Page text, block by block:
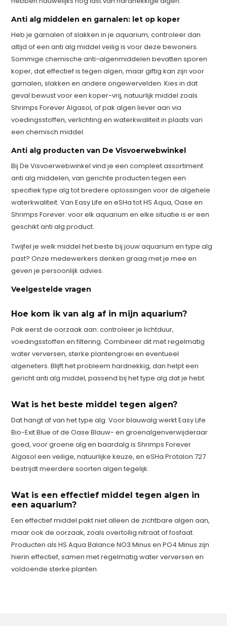
Anti alg middelen en garnalen: let op koper
Heb je garnalen of slakken in je aquarium, controleer dan
altijd of een anti alg middel veilig is voor deze bewoners.
Sommige chemische anti-algenmiddelen bevatten sporen
koper, dat effectief is tegen algen, maar giftig kan zijn voor
garnalen, slakken en andere ongewervelden. Kies in dat
geval bewust voor een koper-vrij, natuurlijk middel zoals
Shrimps Forever Algasol, of pak algen liever aan via
voedingsstoffen, verlichting en waterkwaliteit in plaats van
een chemisch middel.
Anti alg producten van De Visvoerwebwinkel
Bij De Visvoerwebwinkel vind je een compleet assortiment
anti alg middelen, van gerichte producten tegen een
specifiek type alg tot bredere oplossingen voor de algehele
waterkwaliteit. Van Easy Life en eSHa tot HS Aqua, Oase en
Shrimps Forever: voor elk aquarium en elke situatie is er een
geschikt anti alg product.
Twijfel je welk middel het beste bij jouw aquarium en type alg
past? Onze medewerkers denken graag met je mee en
geven je persoonlijk advies.
Veelgestelde vragen
Hoe kom ik van alg af in mijn aquarium?
Pak eerst de oorzaak aan: controleer je lichtduur,
voedingsstoffen en filtering. Combineer dit met regelmatig
water verversen, sterke plantengroei en eventueel
algeneters. Blijft het probleem hardnekkig, dan helpt een
gericht anti alg middel, passend bij het type alg dat je hebt.
Wat is het beste middel tegen algen?
Dat hangt af van het type alg. Voor blauwalg werkt Easy Life
Bio-Exit Blue of de Oase Blauw- en groenalgenverwijderaar
goed, voor groene alg en baardalg is Shrimps Forever
Algasol een veilige, natuurlijke keuze, en eSHa Protalon 727
bestrijdt meerdere soorten algen tegelijk.
Wat is een effectief middel tegen algen in
een aquarium?
Een effectief middel pakt niet alleen de zichtbare algen aan,
maar ook de oorzaak, zoals overtollig nitraat of fosfaat.
Producten als HS Aqua Balance NO3 Minus en PO4 Minus zijn
hierin effectief, samen met regelmatig water verversen en
voldoende sterke planten.